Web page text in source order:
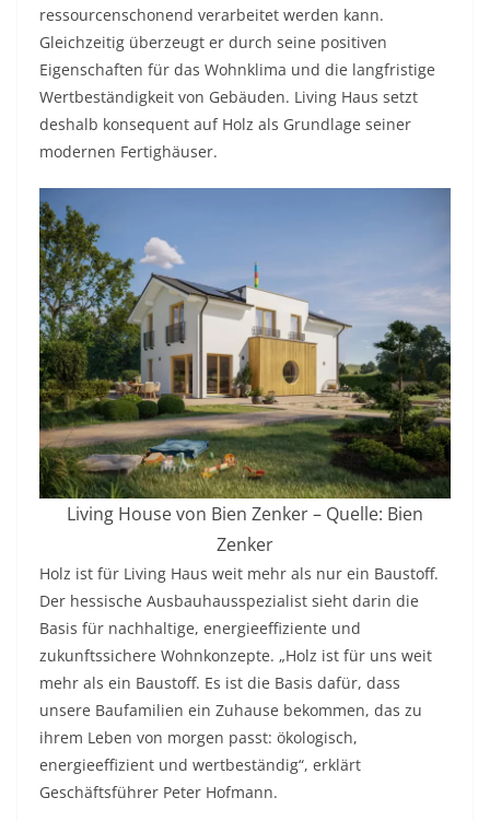
ressourcenschonend verarbeitet werden kann.
Gleichzeitig überzeugt er durch seine positiven
Eigenschaften für das Wohnklima und die langfristige
Wertbeständigkeit von Gebäuden. Living Haus setzt
deshalb konsequent auf Holz als Grundlage seiner
modernen Fertighäuser.
Living House von Bien Zenker – Quelle: Bien
Zenker
Holz ist für Living Haus weit mehr als nur ein Baustoff.
Der hessische Ausbauhausspezialist sieht darin die
Basis für nachhaltige, energieeffiziente und
zukunftssichere Wohnkonzepte. „Holz ist für uns weit
mehr als ein Baustoff. Es ist die Basis dafür, dass
unsere Baufamilien ein Zuhause bekommen, das zu
ihrem Leben von morgen passt: ökologisch,
energieeffizient und wertbeständig“, erklärt
Geschäftsführer Peter Hofmann.